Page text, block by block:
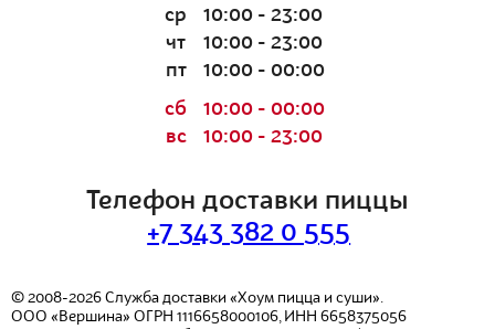
Телефон доставки пиццы
+7 343 382 0 555
© 2008-2026 Служба доставки «Хоум пицца и суши».
ООО «Вершина» ОГРН 1116658000106, ИНН 6658375056
ср
10:00 - 23:00
чт
10:00 - 23:00
пт
10:00 - 00:00
сб
10:00 - 00:00
вс
10:00 - 23:00